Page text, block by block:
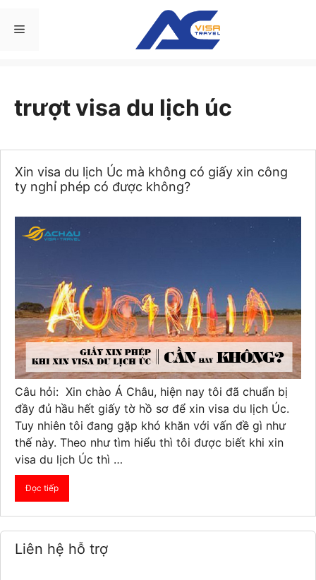
đến Menu
trượt visa du lịch úc
Xin visa du lịch Úc mà không có giấy xin công
ty nghỉ phép có được không?
Câu hỏi: Xin chào Á Châu, hiện nay tôi đã chuẩn bị
đầy đủ hầu hết giấy tờ hồ sơ để xin visa du lịch Úc.
Tuy nhiên tôi đang gặp khó khăn với vấn đề gì như
thế này. Theo như tìm hiểu thì tôi được biết khi xin
visa du lịch Úc thì …
Đọc tiếp
Liên hệ hỗ trợ